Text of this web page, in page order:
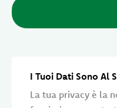
I Tuoi Dati Sono Al
La tua privacy è la